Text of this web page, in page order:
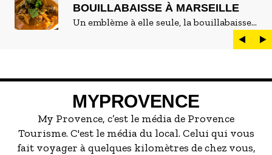
BOUILLABAISSE À MARSEILLE
Un emblème à elle seule, la bouillabaisse
est LE plat marseillais par excellence. On
peut d'ailleurs vite être submergé·e par la
servir la meilleure...
MYPROVENCE
My Provence, c’est le média de Provence
Tourisme. C'est le média du local. Celui qui vous
fait voyager à quelques kilomètres de chez vous,